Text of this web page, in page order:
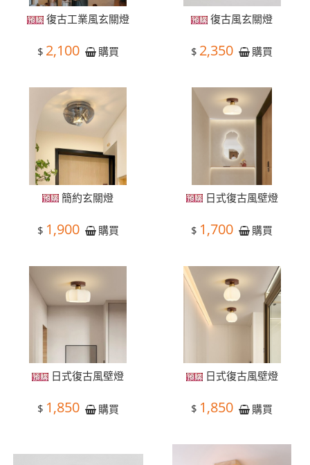
復古工業風玄關燈
$ 2,100 購買
復古風玄關燈
$ 2,350 購買
簡約玄關燈
$ 1,900 購買
日式復古風壁燈
$ 1,700 購買
日式復古風壁燈
$ 1,850 購買
日式復古風壁燈
$ 1,850 購買